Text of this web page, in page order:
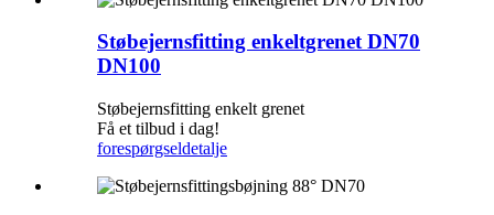
Støbejernsfitting enkeltgrenet DN70
DN100
Støbejernsfitting enkelt grenet
Få et tilbud i dag!
forespørgseldetalje